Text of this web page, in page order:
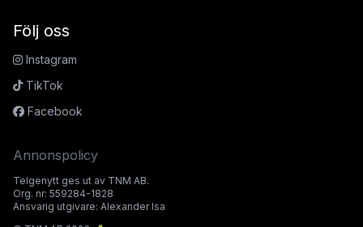
Följ oss
Instagram
TikTok
Facebook
Annonspolicy
Telgenytt ges ut av TNM AB.
Org. nr: 559284-1828
Ansvarig utgivare: Alexander Isa